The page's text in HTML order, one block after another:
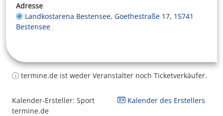
Adresse
Landkostarena Bestensee, Goethestraße 17, 15741
Bestensee
termine.de ist weder Veranstalter noch Ticketverkäufer.
Kalender-Ersteller: Sport
termine.de
Kalender des Erstellers